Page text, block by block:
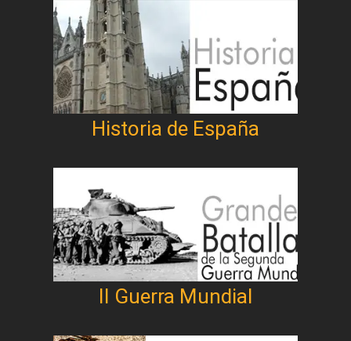
Historia de España
II Guerra Mundial